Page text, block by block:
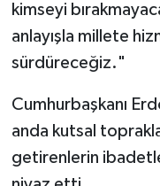
kimseyi
anlayışla millete
sürdüreceğiz."
Cumhurbaşkanı
anda kutsal
getirenlerin